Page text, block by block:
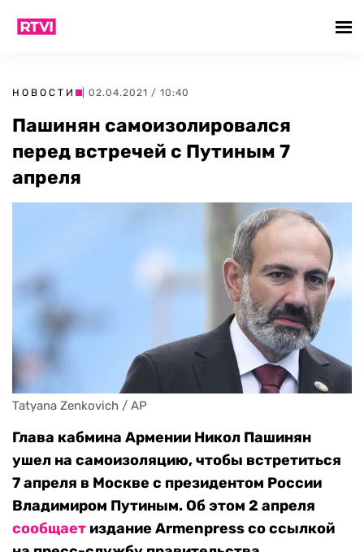
НОВОСТИ | 02.04.2021 / 10:40
Пашинян самоизолировался
перед встречей с Путиным 7
апреля
Tatyana Zenkovich / AP
Глава кабмина Армении Никол Пашинян
ушел на самоизоляцию, чтобы встретиться
7 апреля в Москве с президентом России
Владимиром Путиным. Об этом 2 апреля
сообщает издание Armenpress со ссылкой